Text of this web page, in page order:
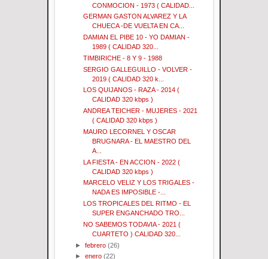
CONMOCION - 1973 ( CALIDAD...
GERMAN GASTON ALVAREZ Y LA
CHUECA -DE VUELTA EN CA...
DAMIAN EL PIBE 10 - YO DAMIAN -
1989 ( CALIDAD 320...
TIMBIRICHE - 8 Y 9 - 1988
SERGIO GALLEGUILLO - VOLVER -
2019 ( CALIDAD 320 k...
LOS QUIJANOS - RAZA - 2014 (
CALIDAD 320 kbps )
ANDREA TEICHER - MUJERES - 2021
( CALIDAD 320 kbps )
MAURO LECORNEL Y OSCAR
BRUGNARA - EL MAESTRO DEL
A...
LA FIESTA - EN ACCION - 2022 (
CALIDAD 320 kbps )
MARCELO VELIZ Y LOS TRIGALES -
NADA ES IMPOSIBLE -...
LOS TROPICALES DEL RITMO - EL
SUPER ENGANCHADO TRO...
NO SABEMOS TODAVIA - 2021 (
CUARTETO ) CALIDAD 320...
►febrero (26)
►enero (22)